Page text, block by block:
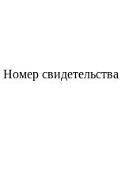
Номер свидетельства